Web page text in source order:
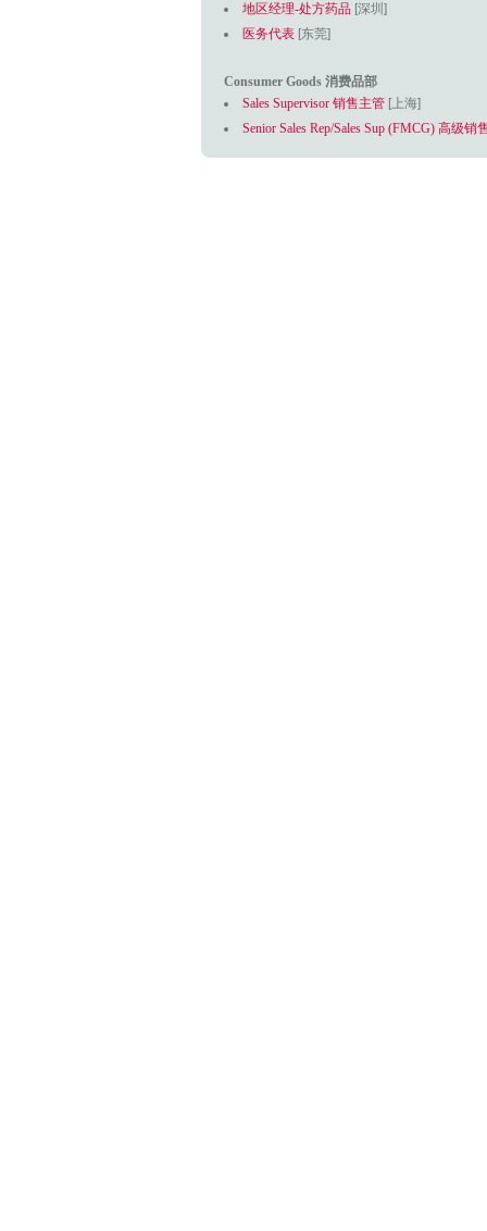
地区经理-处方药品[深圳]
医务代表 [东莞]
Consumer Goods 消费品部
Sales Supervisor 销售主管[上海]
Senior Sales Rep/Sales Sup (FMCG) 高级销